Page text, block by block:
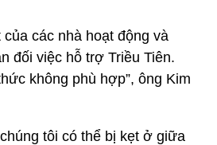
của các nhà hoạt động và
đối việc hỗ trợ Triều Tiên.
không phù hợp”, ông Kim
tôi có thể bị kẹt ở giữa